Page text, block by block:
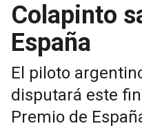
Colapinto
España
El piloto
disputará este
Premio de